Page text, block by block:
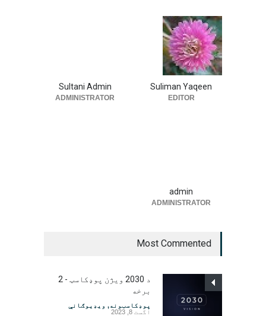
Suliman Yaqeen
EDITOR
Sultani Admin
ADMINISTRATOR
admin
ADMINISTRATOR
Most Commented
د 2030 ویژن پوډکاسټ - 2
برخه
پوډکاسټونه, ویډیوګانې
اگست 8, 2023